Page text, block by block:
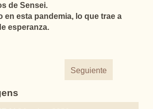
de Sensei.
en esta pandemia, lo que trae a
esperanza.
Seguiente